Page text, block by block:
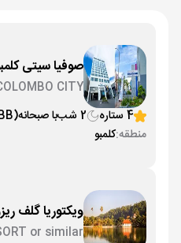
صوفیا سیتی
CITY
4 ستاره
2 شب با صبحانه(BB)
منطقه:کلمبو
ویکتوریا گلف
or similar